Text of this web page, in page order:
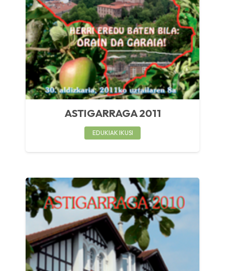
ASTIGARRAGA 2011
EDUKIAK IKUSI